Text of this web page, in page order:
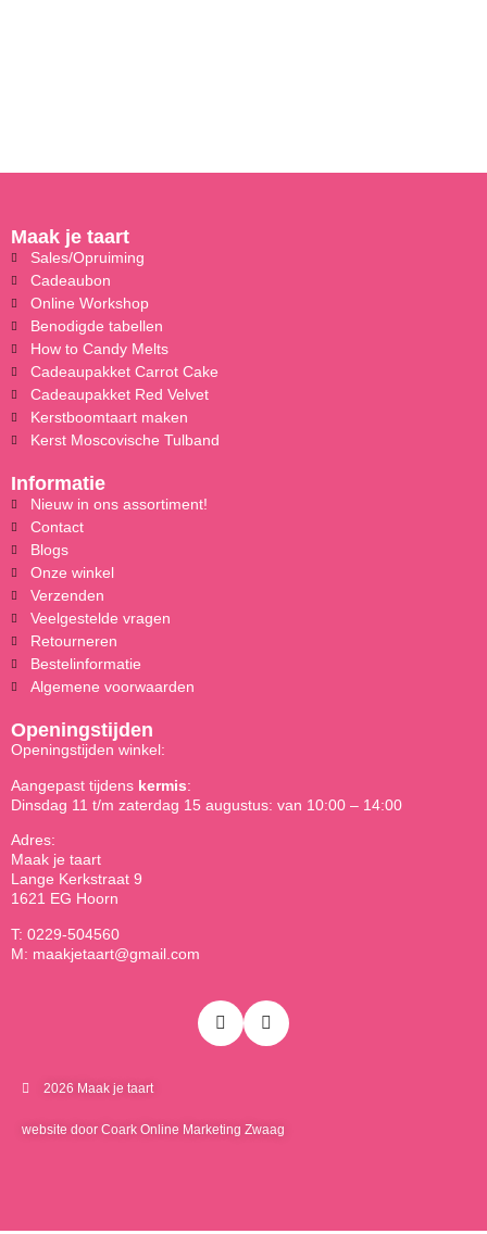
Maak je taart
Sales/Opruiming
Cadeaubon
Online Workshop
Benodigde tabellen
How to Candy Melts
Cadeaupakket Carrot Cake
Cadeaupakket Red Velvet
Kerstboomtaart maken
Kerst Moscovische Tulband
Informatie
Nieuw in ons assortiment!
Contact
Blogs
Onze winkel
Verzenden
Veelgestelde vragen
Retourneren
Bestelinformatie
Algemene voorwaarden
Openingstijden
Openingstijden winkel:
Aangepast tijdens kermis:
Dinsdag 11 t/m zaterdag 15 augustus: van 10:00 – 14:00
Adres:
Maak je taart
Lange Kerkstraat 9
1621 EG Hoorn
T: 0229-504560
M: maakjetaart@gmail.com
2026 Maak je taart
website door Coark Online Marketing Zwaag